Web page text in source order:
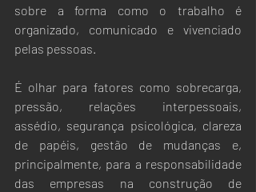
sobre a forma como o trabalho é
organizado, comunicado e vivenciado
pelas pessoas.
É olhar para fatores como sobrecarga,
pressão, relações interpessoais,
assédio, segurança psicológica, clareza
de papéis, gestão de mudanças e,
principalmente, para a responsabilidade
das empresas na construção de